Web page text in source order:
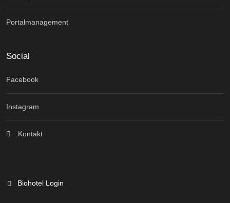
Portalmanagement
Social
Facebook
Instagram
Kontakt
Biohotel Login